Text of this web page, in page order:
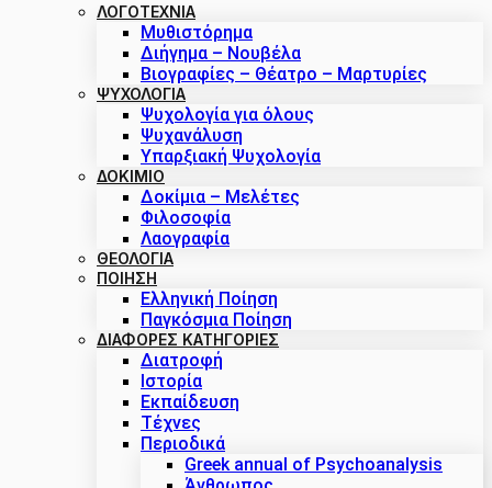
ΛΟΓΟΤΕΧΝΙΑ
Μυθιστόρημα
Διήγημα – Νουβέλα
Βιογραφίες – Θέατρο – Μαρτυρίες
ΨΥΧΟΛΟΓΙΑ
Ψυχολογία για όλους
Ψυχανάλυση
Υπαρξιακή Ψυχολογία
ΔΟΚΊΜΙΟ
Δοκίμια – Μελέτες
Φιλοσοφία
Λαογραφία
ΘΕΟΛΟΓΙΑ
ΠΟΙΗΣΗ
Ελληνική Ποίηση
Παγκόσμια Ποίηση
ΔΙΑΦΟΡΕΣ ΚΑΤΗΓΟΡΙΕΣ
Διατροφή
Ιστορία
Εκπαίδευση
Τέχνες
Περιοδικά
Greek annual of Psychoanalysis